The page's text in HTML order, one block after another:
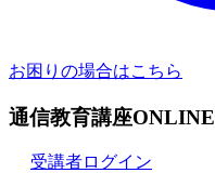
お困りの場合はこちら
通信教育講座ONLINE
受講者ログイン